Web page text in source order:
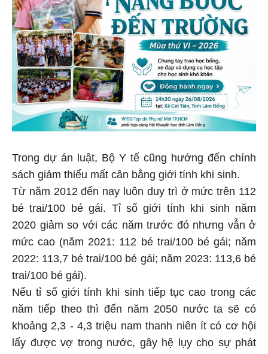
Trong dự án luật, Bộ Y tế cũng hướng đến chính
sách giảm thiểu mất cân bằng giới tính khi sinh.
Từ năm 2012 đến nay luôn duy trì ở mức trên 112
bé trai/100 bé gái. Tỉ số giới tính khi sinh năm
2020 giảm so với các năm trước đó nhưng vẫn ở
mức cao (năm 2021: 112 bé trai/100 bé gái; năm
2022: 113,7 bé trai/100 bé gái; năm 2023: 113,6 bé
trai/100 bé gái).
Nếu tỉ số giới tính khi sinh tiếp tục cao trong các
năm tiếp theo thì đến năm 2050 nước ta sẽ có
khoảng 2,3 - 4,3 triệu nam thanh niên ít có cơ hội
lấy được vợ trong nước, gây hệ lụy cho sự phát